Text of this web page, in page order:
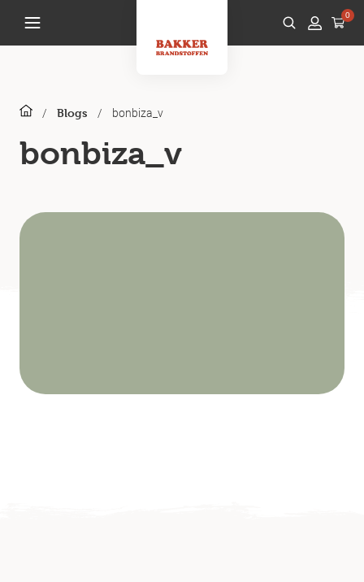
0
/ Blogs / bonbiza_v
bonbiza_v